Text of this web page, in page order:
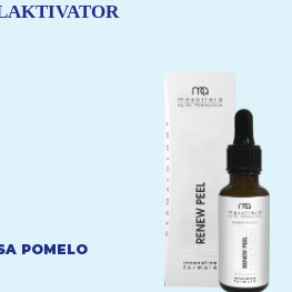
POMELO